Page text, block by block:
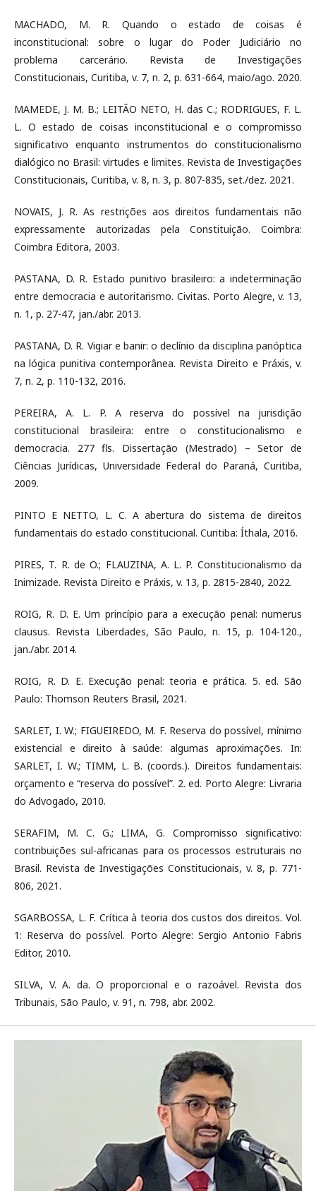
MACHADO, M. R. Quando o estado de coisas é
inconstitucional: sobre o lugar do Poder Judiciário no
problema carcerário. Revista de Investigações
Constitucionais, Curitiba, v. 7, n. 2, p. 631-664, maio/ago. 2020.
MAMEDE, J. M. B.; LEITÃO NETO, H. das C.; RODRIGUES, F. L.
L. O estado de coisas inconstitucional e o compromisso
significativo enquanto instrumentos do constitucionalismo
dialógico no Brasil: virtudes e limites. Revista de Investigações
Constitucionais, Curitiba, v. 8, n. 3, p. 807-835, set./dez. 2021.
NOVAIS, J. R. As restrições aos direitos fundamentais não
expressamente autorizadas pela Constituição. Coimbra:
Coimbra Editora, 2003.
PASTANA, D. R. Estado punitivo brasileiro: a indeterminação
entre democracia e autoritarismo. Civitas. Porto Alegre, v. 13,
n. 1, p. 27-47, jan./abr. 2013.
PASTANA, D. R. Vigiar e banir: o declínio da disciplina panóptica
na lógica punitiva contemporânea. Revista Direito e Práxis, v.
7, n. 2, p. 110-132, 2016.
PEREIRA, A. L. P. A reserva do possível na jurisdição
constitucional brasileira: entre o constitucionalismo e
democracia. 277 fls. Dissertação (Mestrado) – Setor de
Ciências Jurídicas, Universidade Federal do Paraná, Curitiba,
2009.
PINTO E NETTO, L. C. A abertura do sistema de direitos
fundamentais do estado constitucional. Curitiba: Íthala, 2016.
PIRES, T. R. de O.; FLAUZINA, A. L. P. Constitucionalismo da
Inimizade. Revista Direito e Práxis, v. 13, p. 2815-2840, 2022.
ROIG, R. D. E. Um princípio para a execução penal: numerus
clausus. Revista Liberdades, São Paulo, n. 15, p. 104-120.,
jan./abr. 2014.
ROIG, R. D. E. Execução penal: teoria e prática. 5. ed. São
Paulo: Thomson Reuters Brasil, 2021.
SARLET, I. W.; FIGUEIREDO, M. F. Reserva do possível, mínimo
existencial e direito à saúde: algumas aproximações. In:
SARLET, I. W.; TIMM, L. B. (coords.). Direitos fundamentais:
orçamento e “reserva do possível”. 2. ed. Porto Alegre: Livraria
do Advogado, 2010.
SERAFIM, M. C. G.; LIMA, G. Compromisso significativo:
contribuições sul-africanas para os processos estruturais no
Brasil. Revista de Investigações Constitucionais, v. 8, p. 771-
806, 2021.
SGARBOSSA, L. F. Crítica à teoria dos custos dos direitos. Vol.
1: Reserva do possível. Porto Alegre: Sergio Antonio Fabris
Editor, 2010.
SILVA, V. A. da. O proporcional e o razoável. Revista dos
Tribunais, São Paulo, v. 91, n. 798, abr. 2002.